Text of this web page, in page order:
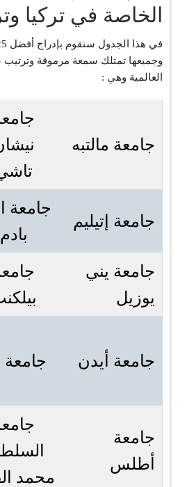
الخاصة في تركيا
وجميعها تمتلك سمعة مرموقة
العالمية وهي :
جامعة مالتبه
جامعة إتيليم
جامعة
بادم
جامعة يني
يوزيل
جامعة أيدن جامعة
جامعة
أطلس
محمد